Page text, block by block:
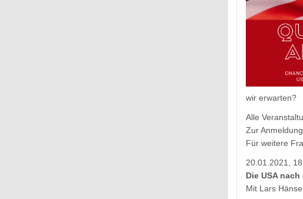
wir erwarten?
Alle
Zur
Für weitere
20.01.2021,
Die USA
Mit Lars